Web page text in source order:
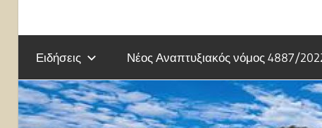
Ειδήσεις Νέος Αναπτυξιακός νόμος 4887/